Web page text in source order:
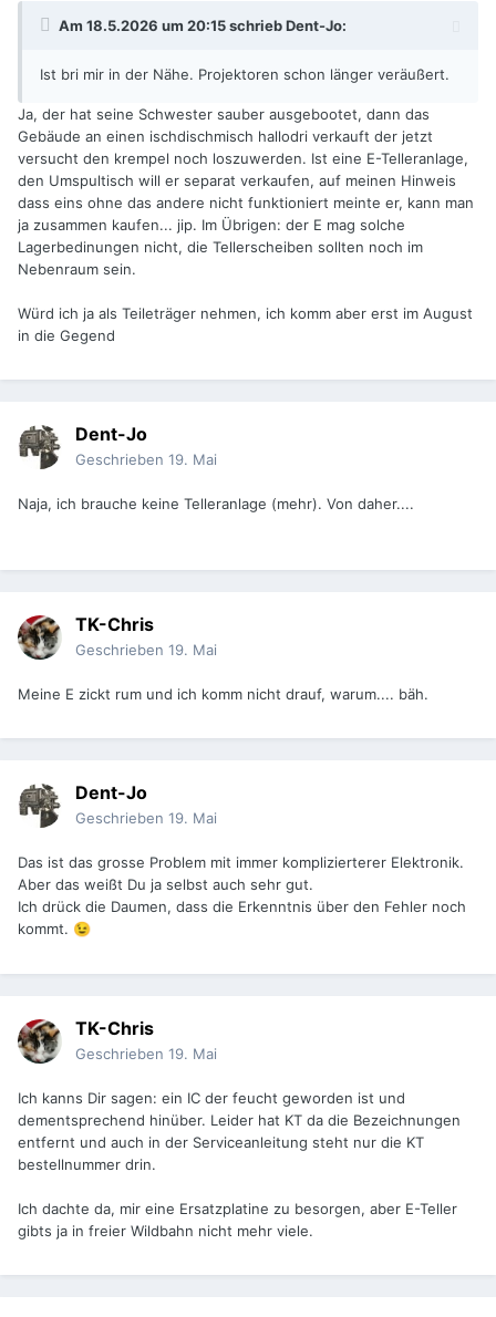
Am 18.5.2026 um 20:15 schriebDent-Jo:
Ist bri mir in der Nähe. Projektoren schon länger veräußert.
Ja, der hat seine Schwester sauber ausgebootet, dann das
Gebäude an einen ischdischmisch hallodri verkauft der jetzt
versucht den krempel noch loszuwerden. Ist eine E-Telleranlage,
den Umspultisch will er separat verkaufen, auf meinen Hinweis
dass eins ohne das andere nicht funktioniert meinte er, kann man
ja zusammen kaufen... jip. Im Übrigen: der E mag solche
Lagerbedinungen nicht, die Tellerscheiben sollten noch im
Nebenraum sein.
Würd ich ja als Teileträger nehmen, ich komm aber erst im August
in die Gegend
Dent-Jo
Geschrieben 19. Mai
Naja, ich brauche keine Telleranlage (mehr). Von daher....
TK-Chris
Geschrieben 19. Mai
Meine E zickt rum und ich komm nicht drauf, warum.... bäh.
Dent-Jo
Geschrieben 19. Mai
Das ist das grosse Problem mit immer komplizierterer Elektronik.
Aber das weißt Du ja selbst auch sehr gut.
Ich drück die Daumen, dass die Erkenntnis über den Fehler noch
kommt. 😉
TK-Chris
Geschrieben 19. Mai
Ich kanns Dir sagen: ein IC der feucht geworden ist und
dementsprechend hinüber. Leider hat KT da die Bezeichnungen
entfernt und auch in der Serviceanleitung steht nur die KT
bestellnummer drin.
Ich dachte da, mir eine Ersatzplatine zu besorgen, aber E-Teller
gibts ja in freier Wildbahn nicht mehr viele.